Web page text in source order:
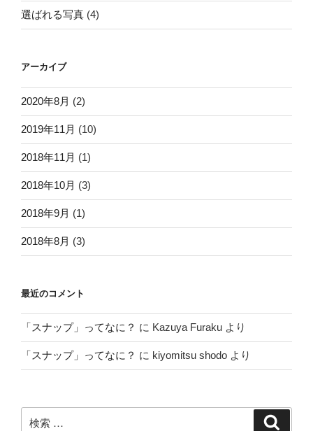
選ばれる写真 (4)
アーカイブ
2020年8月 (2)
2019年11月 (10)
2018年11月 (1)
2018年10月 (3)
2018年9月 (1)
2018年8月 (3)
最近のコメント
「スナップ」ってなに？ に Kazuya Furaku より
「スナップ」ってなに？ に kiyomitsu shodo より
検